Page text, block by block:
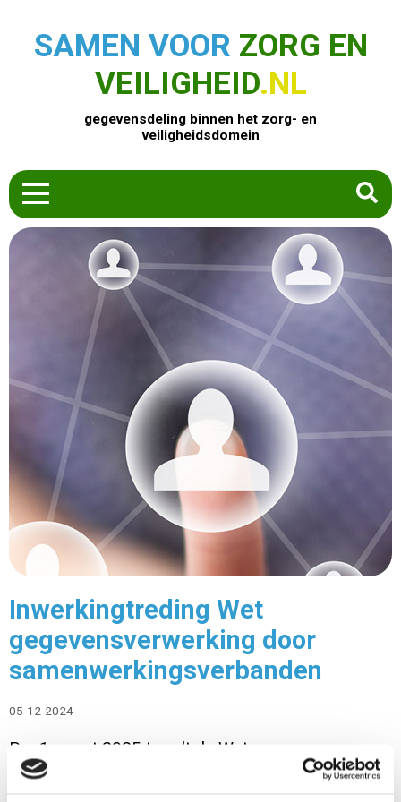
SAMEN VOOR ZORG EN
VEILIGHEID.NL
gegevensdeling binnen het zorg- en
veiligheidsdomein
HOME
ZOEK EEN PRODUCT
OVER ONS
COMMUNITY
Inwerkingtreding Wet
gegevensverwerking door
samenwerkingsverbanden
05-12-2024
Per 1 maart 2025 treedt de Wet
gegevensverwerking door